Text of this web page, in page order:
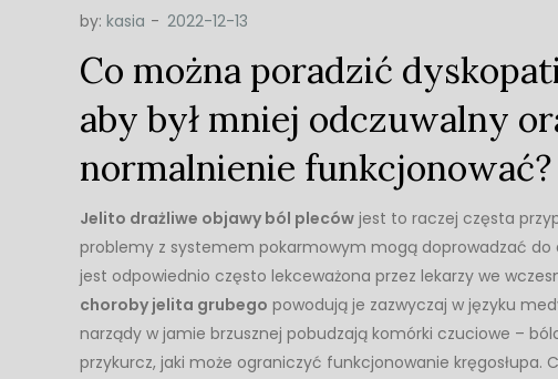
by: kasia
Co można poradzić
aby był mniej odczuwalny
normalnienie funkcjonować?
Jelito drażliwe objawy ból pleców jest to raczej częsta
problemy z systemem pokarmowym mogą doprowadzać do
jest odpowiednio często lekceważona przez lekarzy we
choroby jelita grubego powodują je zazwyczaj w języku
narządy w jamie brzusznej pobudzają komórki czuciowe –
przykurcz, jaki może ograniczyć funkcjonowanie kręgosłupa.